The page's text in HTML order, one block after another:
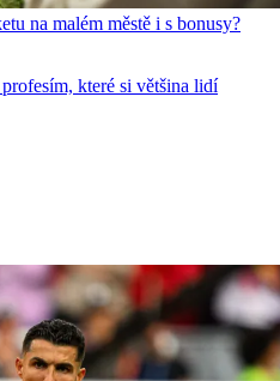
na malém městě i s bonusy?
které si většina lidí